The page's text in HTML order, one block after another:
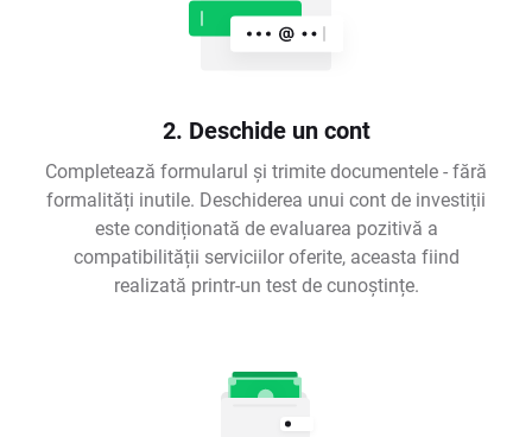
2. Deschide un cont
Completează formularul și trimite documentele - fără
formalități inutile. Deschiderea unui cont de investiții
este condiționată de evaluarea pozitivă a
compatibilității serviciilor oferite, aceasta fiind
realizată printr-un test de cunoștințe.